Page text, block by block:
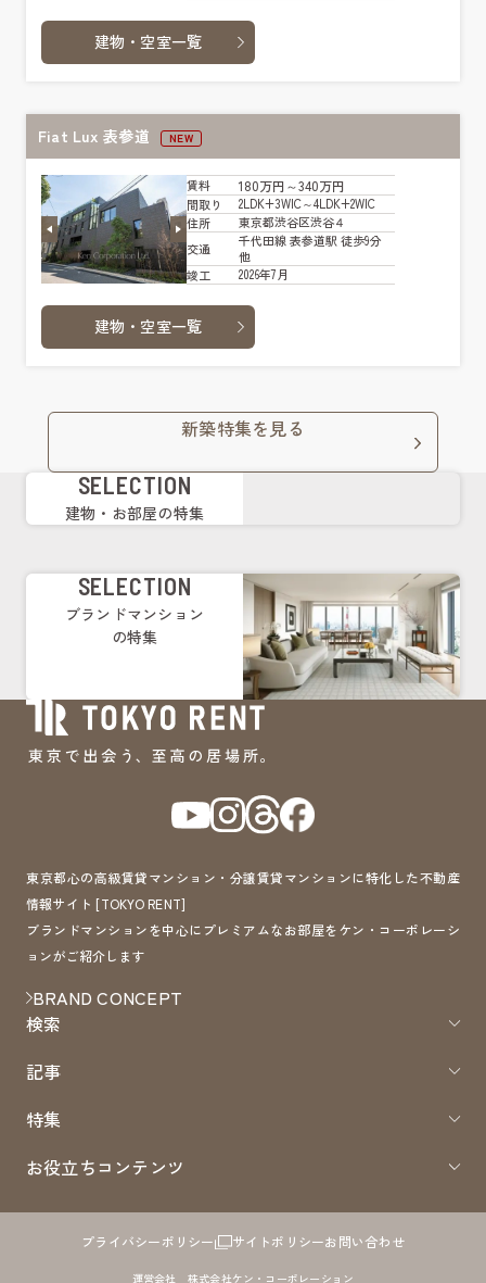
建物・空室一覧
Fiat Lux 表参道 NEW
賃料 180万円～340万円
間取り
2LDK+3WIC～4LDK+2WIC
住所
東京都渋谷区渋谷４
交通
千代田線 表参道駅 徒歩9分
他
竣工
2026年7月
建物・空室一覧
新築特集を見る
SELECTION
建物・お部屋の特集
SELECTION
ブランドマンション
の特集
東京都心の高級賃貸マンション・分譲賃貸マンションに特化した不動産
情報サイト [TOKYO RENT]
ブランドマンションを中心にプレミアムなお部屋をケン・コーポレーシ
ョンがご紹介します
BRAND CONCEPT
検索
記事
特集
お役立ちコンテンツ
プライバシーポリシー サイトポリシーお問い合わせ
運営会社 株式会社ケン・コーポレーション